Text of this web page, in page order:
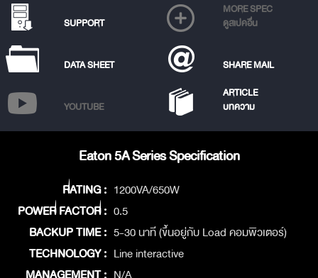
SUPPORT
MORE SPEC
ดูสเปคอื่น
DATA SHEET SHARE MAIL
YOUTUBE
ARTICLE
บทความ
Eaton 5A Series Specification
RATING : 1200VA/650W
POWER FACTOR : 0.5
BACKUP TIME : 5-30 นาที (ขึ้นอยู่กับ Load คอมพิวเตอร์)
TECHNOLOGY : Line interactive